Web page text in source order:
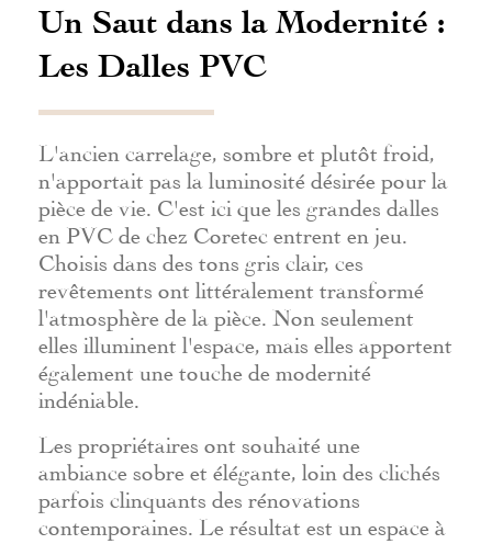
Un Saut dans la Modernité :
Les Dalles PVC
L'ancien carrelage, sombre et plutôt froid,
n'apportait pas la luminosité désirée pour la
pièce de vie. C'est ici que les grandes dalles
en PVC de chez Coretec entrent en jeu.
Choisis dans des tons gris clair, ces
revêtements ont littéralement transformé
l'atmosphère de la pièce. Non seulement
elles illuminent l'espace, mais elles apportent
également une touche de modernité
indéniable.
Les propriétaires ont souhaité une
ambiance sobre et élégante, loin des clichés
parfois clinquants des rénovations
contemporaines. Le résultat est un espace à